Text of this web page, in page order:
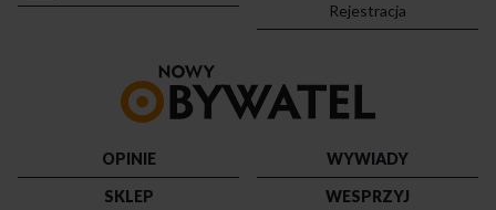
Rejestracja
strony
OPINIE
WYWIADY
SKLEP
WESPRZYJ